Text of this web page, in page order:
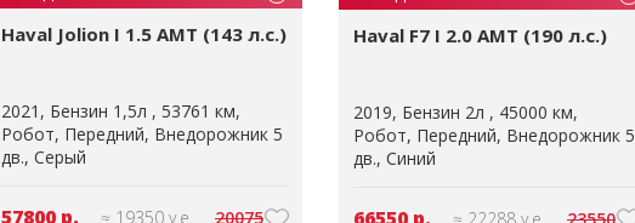
Haval Jolion I 1.5 AMT (143 л.с.)
2021 Бензин 1,5л
53761 км
Робот Передний Внедорожник 5
дв. Серый
57800 р. ≈ 19350 у.е. 20075
Haval F7 I 2.0 AMT (190 л.с.)
2019 Бензин 2л
45000 км
Робот Передний Внедорожник 5
дв. Синий